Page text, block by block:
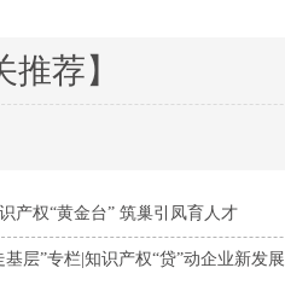
推荐】
产权“黄金台” 筑巢引凤育人才
基层”专栏|知识产权“贷”动企业新发展